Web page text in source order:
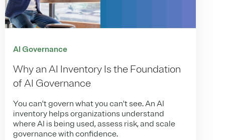
AI Governance
Why an AI Inventory Is the Foundation
of AI Governance
You can't govern what you can't see. An AI
inventory helps organizations understand
where AI is being used, assess risk, and scale
governance with confidence.